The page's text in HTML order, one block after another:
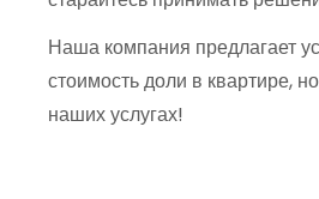
Наша компания предлагает
стоимость доли в квартире,
наших услугах!